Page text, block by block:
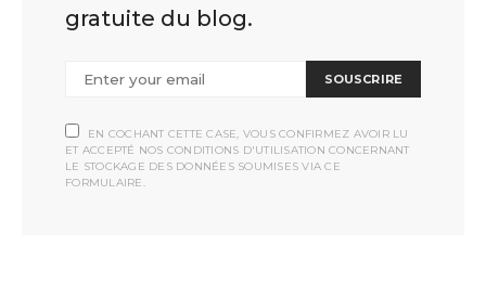
gratuite du blog.
SOUSCRIRE
EN COCHANT CETTE CASE, VOUS CONFIRMEZ AVOIR LU
ET ACCEPTÉ NOS CONDITIONS D'UTILISATION CONCERNANT
LE STOCKAGE DES DONNÉES SOUMISES VIA CE
FORMULAIRE.